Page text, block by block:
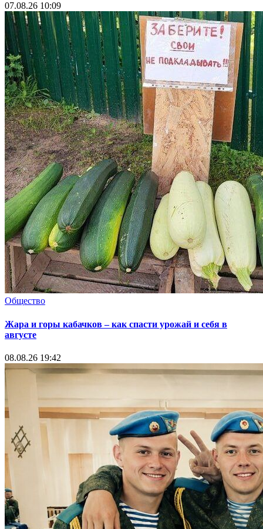
07.08.26 10:09
Общество
Жара и горы кабачков – как спасти урожай и себя в
августе
08.08.26 19:42